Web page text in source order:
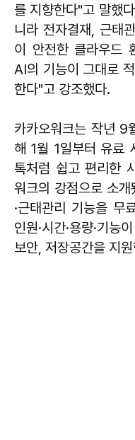
를 지향한다"고 말했
니라 전자결재, 근태
이 안전한 클라우드
AI의 기능이 그대로
한다"고 강조했다.
카카오워크는 작년 9
해 1월 1일부터 유료
톡처럼 쉽고 편리한
워크의 강점으로 소
·근태관리 기능을 무
인원·시간·용량·기능
보안, 저장공간을 지